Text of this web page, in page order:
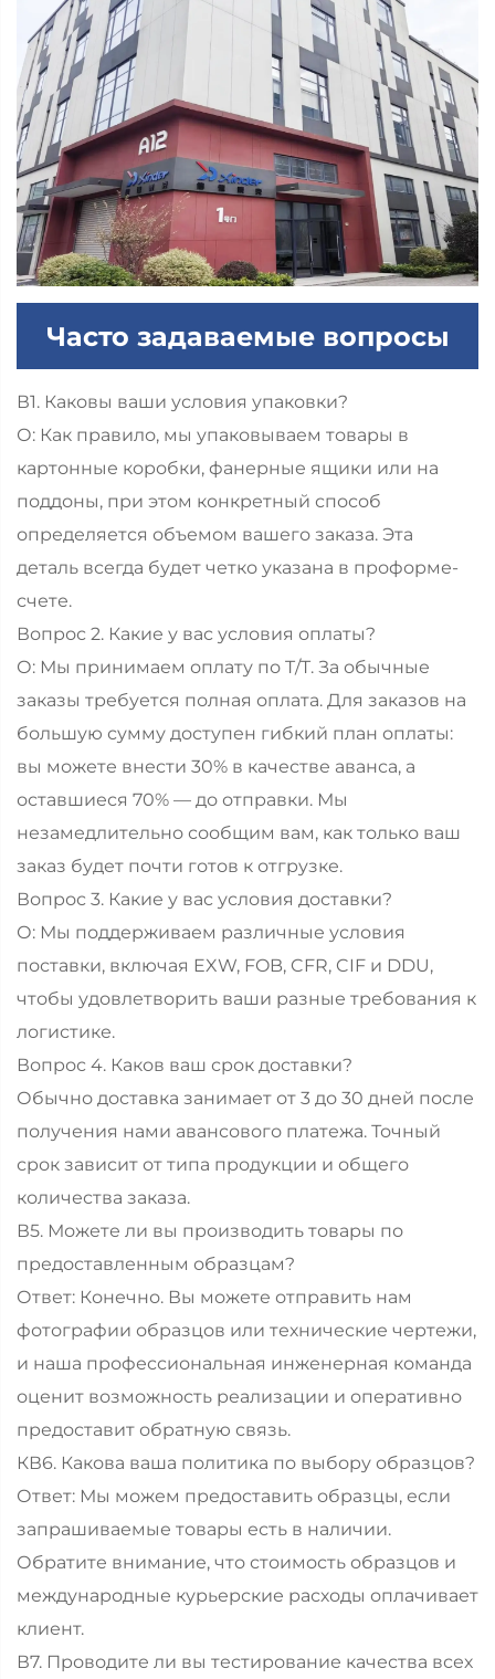
Часто задаваемые вопросы
В1. Каковы ваши условия упаковки?
О: Как правило, мы упаковываем товары в
картонные коробки, фанерные ящики или на
поддоны, при этом конкретный способ
определяется объемом вашего заказа. Эта
деталь всегда будет четко указана в проформе-
счете.
Вопрос 2. Какие у вас условия оплаты?
О: Мы принимаем оплату по T/T. За обычные
заказы требуется полная оплата. Для заказов на
большую сумму доступен гибкий план оплаты:
вы можете внести 30% в качестве аванса, а
оставшиеся 70% — до отправки. Мы
незамедлительно сообщим вам, как только ваш
заказ будет почти готов к отгрузке.
Вопрос 3. Какие у вас условия доставки?
О: Мы поддерживаем различные условия
поставки, включая EXW, FOB, CFR, CIF и DDU,
чтобы удовлетворить ваши разные требования к
логистике.
Вопрос 4. Каков ваш срок доставки?
Обычно доставка занимает от 3 до 30 дней после
получения нами авансового платежа. Точный
срок зависит от типа продукции и общего
количества заказа.
В5. Можете ли вы производить товары по
предоставленным образцам?
Ответ: Конечно. Вы можете отправить нам
фотографии образцов или технические чертежи,
и наша профессиональная инженерная команда
оценит возможность реализации и оперативно
предоставит обратную связь.
КВ6. Какова ваша политика по выбору образцов?
Ответ: Мы можем предоставить образцы, если
запрашиваемые товары есть в наличии.
Обратите внимание, что стоимость образцов и
международные курьерские расходы оплачивает
клиент.
В7. Проводите ли вы тестирование качества всех